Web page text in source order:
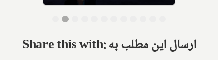
Share this with: ارسال این مطلب به